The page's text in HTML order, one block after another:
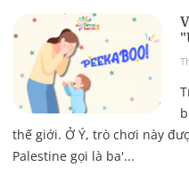
thế giới. Ở Ý, trò chơi này
Palestine gọi là ba'...